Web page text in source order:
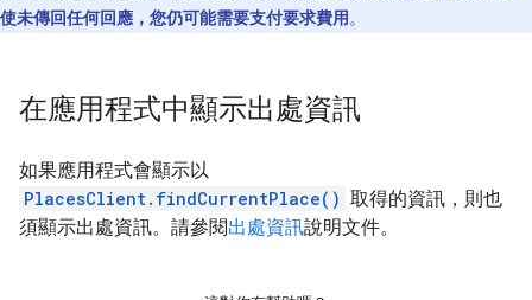
使未傳回任何回應，您仍可能需要支付要求費用 。
在應用程式中顯示出處資訊
如果應用程式會顯示以
PlacesClient.findCurrentPlace() 取得的資訊，則也
須顯示出處資訊。請參閱出處資訊說明文件。